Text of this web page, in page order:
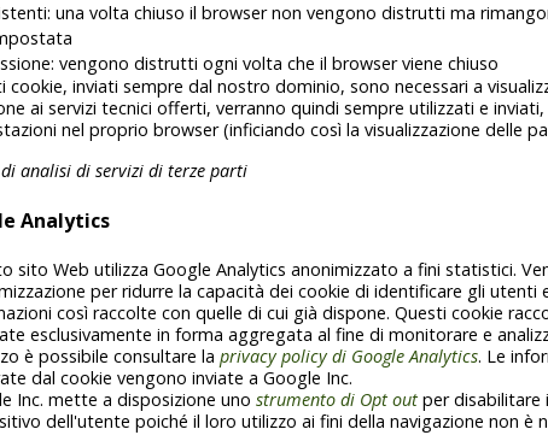
una volta chiuso il browser non vengono distrutti ma
vengono distrutti ogni volta che il browser viene chiuso
cookie, inviati sempre dal nostro dominio, sono necessari a
ai servizi tecnici offerti, verranno quindi sempre utilizzati e
nel proprio browser (inficiando così la visualizzazione delle
di analisi di servizi di terze parti
Analytics
sito Web utilizza Google Analytics anonimizzato a fini statistici.
per ridurre la capacità dei cookie di identificare gli utenti
così raccolte con quelle di cui già dispone. Questi cookie
esclusivamente in forma aggregata al fine di monitorare e
è possibile consultare laprivacy policy di Google Analytics. Le
dal cookie vengono inviate a Google Inc.
Inc. mette a disposizione unostrumento di Opt out per disabilitare
dell'utente poiché il loro utilizzo ai fini della navigazione non è